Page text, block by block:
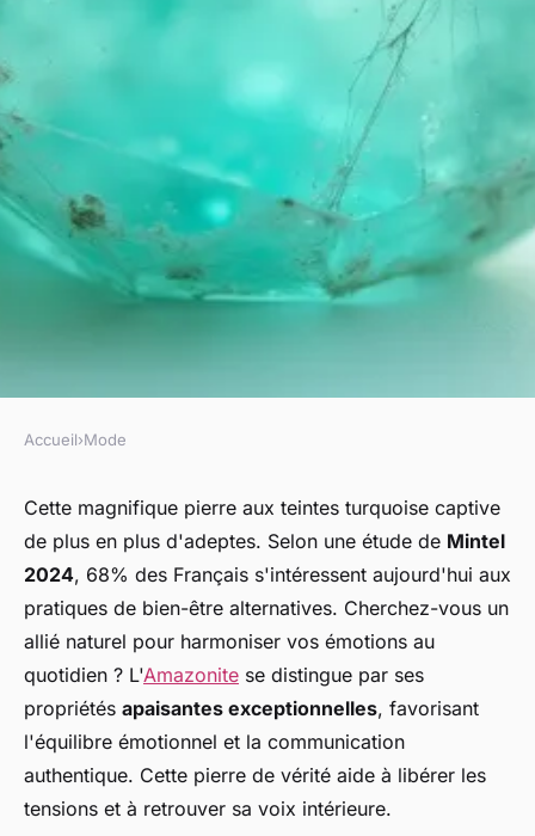
Amazonite : une pierre
précieuse pour l'harmonie
intérieure
Ibrahim•18 janvier 2026•7 min de lecture
Accueil›Mode
Cette magnifique pierre aux teintes turquoise captive
de plus en plus d'adeptes. Selon une étude de Mintel
2024, 68% des Français s'intéressent aujourd'hui aux
pratiques de bien-être alternatives. Cherchez-vous un
allié naturel pour harmoniser vos émotions au
quotidien ? L'Amazonite se distingue par ses
propriétés apaisantes exceptionnelles, favorisant
l'équilibre émotionnel et la communication
authentique. Cette pierre de vérité aide à libérer les
tensions et à retrouver sa voix intérieure.